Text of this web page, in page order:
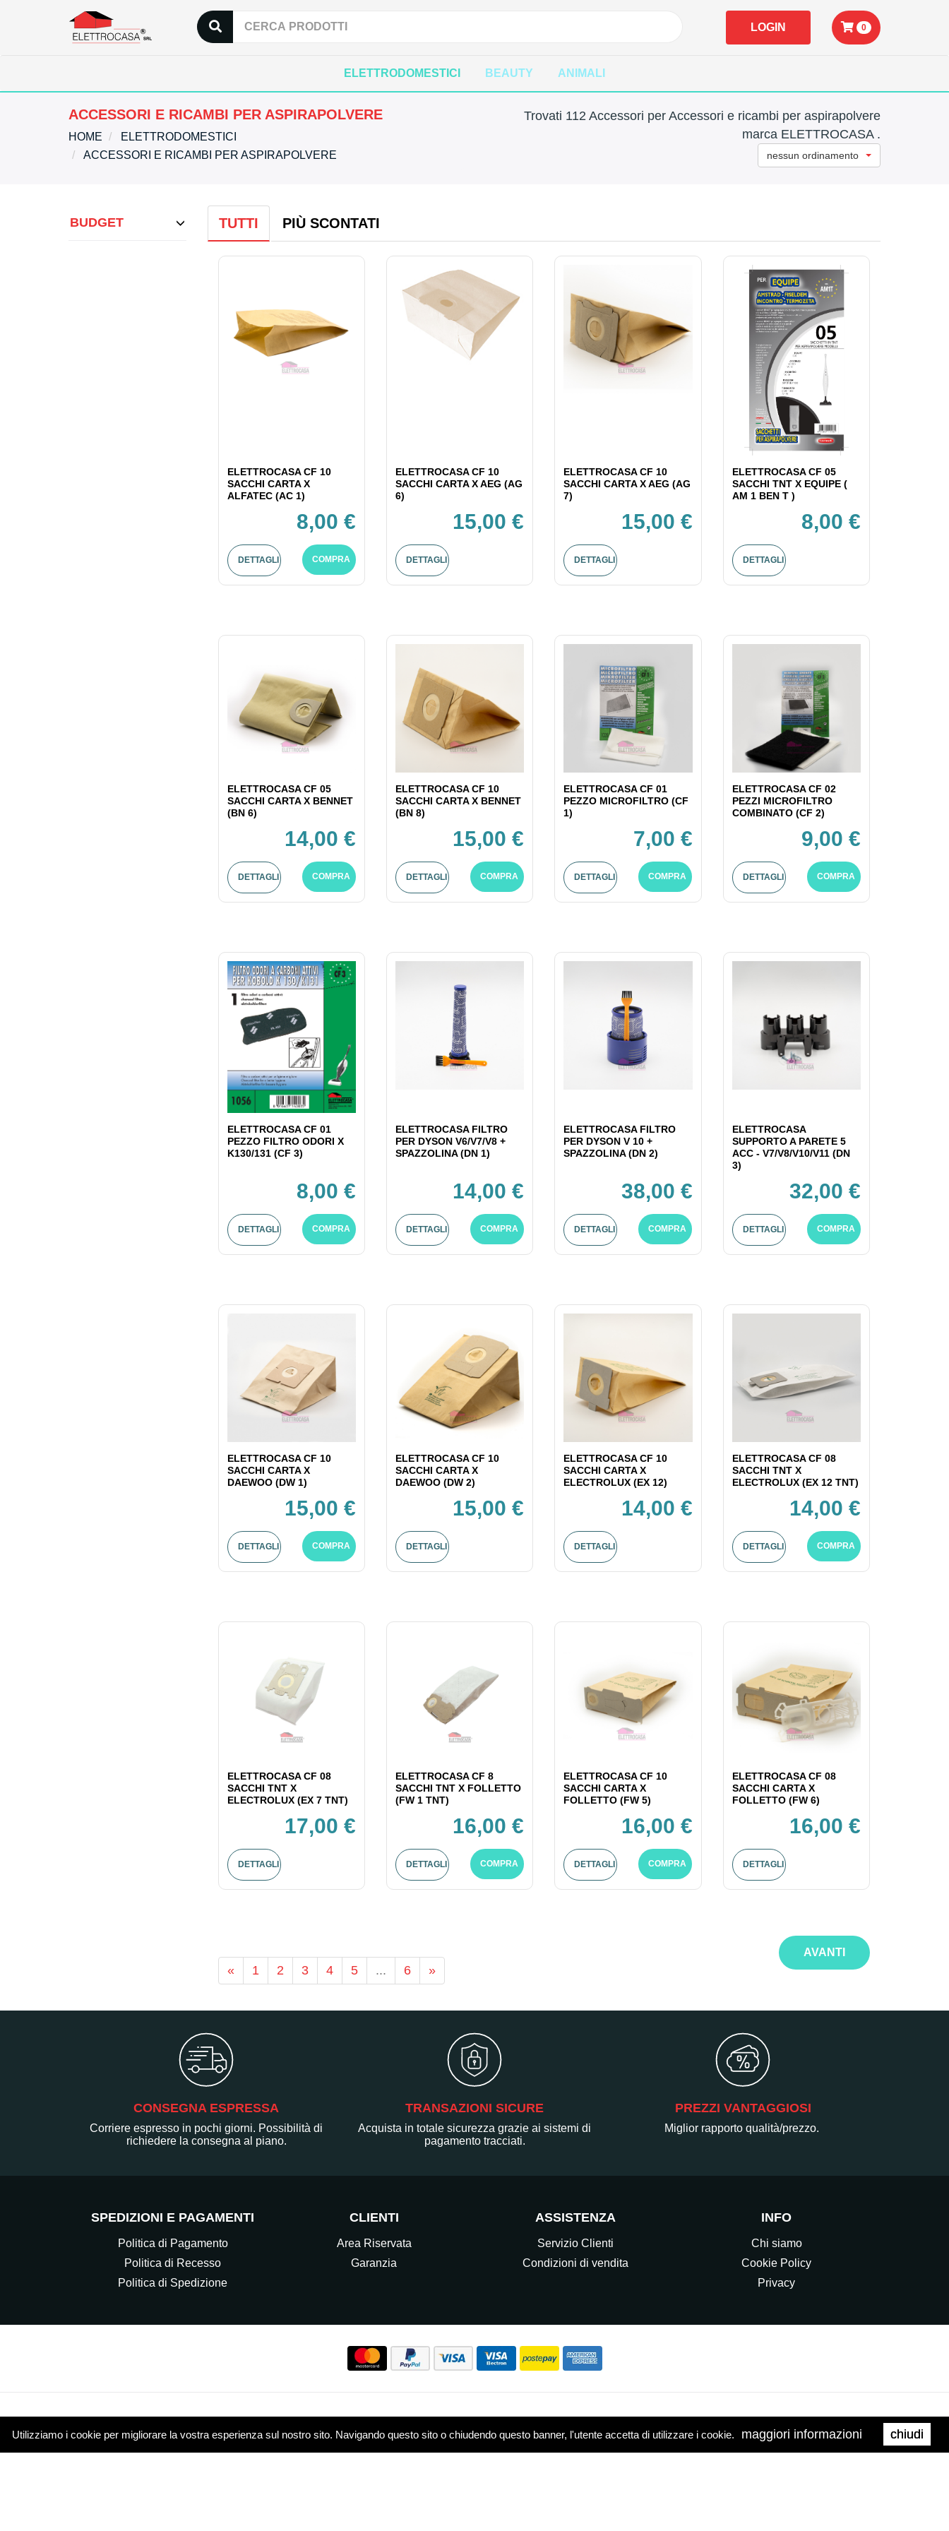
Utilizziamo i cookie per migliorare la vostra esperienza sul nostro sito. Navigando questo sito o chiudendo questo banner, l'utente accetta di utilizzare i cookie. maggiori informazioni chiudi
LOGIN 0
ELETTRODOMESTICI BEAUTY ANIMALI
ACCESSORI E RICAMBI PER ASPIRAPOLVERE
HOME
ELETTRODOMESTICI
ACCESSORI E RICAMBI PER ASPIRAPOLVERE
Trovati 112 Accessori per Accessori e ricambi per aspirapolvere
marca ELETTROCASA .
nessun ordinamento
BUDGET TUTTI PIÙ SCONTATI
ELETTROCASA CF 10
SACCHI CARTA X
ALFATEC (AC 1)
8,00 €
DETTAGLI COMPRA
ELETTROCASA CF 10
SACCHI CARTA X AEG (AG
6)
15,00 €
DETTAGLI
ELETTROCASA CF 10
SACCHI CARTA X AEG (AG
7)
15,00 €
DETTAGLI
ELETTROCASA CF 05
SACCHI TNT X EQUIPE (
AM 1 BEN T )
8,00 €
DETTAGLI
ELETTROCASA CF 05
SACCHI CARTA X BENNET
(BN 6)
14,00 €
DETTAGLI COMPRA
ELETTROCASA CF 10
SACCHI CARTA X BENNET
(BN 8)
15,00 €
DETTAGLI COMPRA
ELETTROCASA CF 01
PEZZO MICROFILTRO (CF
1)
7,00 €
DETTAGLI COMPRA
ELETTROCASA CF 02
PEZZI MICROFILTRO
COMBINATO (CF 2)
9,00 €
DETTAGLI COMPRA
ELETTROCASA CF 01
PEZZO FILTRO ODORI X
K130/131 (CF 3)
8,00 €
DETTAGLI COMPRA
ELETTROCASA FILTRO
PER DYSON V6/V7/V8 +
SPAZZOLINA (DN 1)
14,00 €
DETTAGLI COMPRA
ELETTROCASA FILTRO
PER DYSON V 10 +
SPAZZOLINA (DN 2)
38,00 €
DETTAGLI COMPRA
ELETTROCASA
SUPPORTO A PARETE 5
ACC - V7/V8/V10/V11 (DN
3)
32,00 €
DETTAGLI COMPRA
ELETTROCASA CF 10
SACCHI CARTA X
DAEWOO (DW 1)
15,00 €
DETTAGLI COMPRA
ELETTROCASA CF 10
SACCHI CARTA X
DAEWOO (DW 2)
15,00 €
DETTAGLI
ELETTROCASA CF 10
SACCHI CARTA X
ELECTROLUX (EX 12)
14,00 €
DETTAGLI
ELETTROCASA CF 08
SACCHI TNT X
ELECTROLUX (EX 12 TNT)
14,00 €
DETTAGLI COMPRA
ELETTROCASA CF 08
SACCHI TNT X
ELECTROLUX (EX 7 TNT)
17,00 €
DETTAGLI
ELETTROCASA CF 8
SACCHI TNT X FOLLETTO
(FW 1 TNT)
16,00 €
DETTAGLI COMPRA
ELETTROCASA CF 10
SACCHI CARTA X
FOLLETTO (FW 5)
16,00 €
DETTAGLI COMPRA
ELETTROCASA CF 08
SACCHI CARTA X
FOLLETTO (FW 6)
16,00 €
DETTAGLI
« 1 2 3 4 5 ... 6 »
AVANTI
CONSEGNA ESPRESSA
Corriere espresso in pochi giorni. Possibilità di
richiedere la consegna al piano.
TRANSAZIONI SICURE
Acquista in totale sicurezza grazie ai sistemi di
pagamento tracciati.
PREZZI VANTAGGIOSI
Miglior rapporto qualità/prezzo.
SPEDIZIONI E PAGAMENTI
Politica di Pagamento
Politica di Recesso
Politica di Spedizione
CLIENTI
Area Riservata
Garanzia
ASSISTENZA
Servizio Clienti
Condizioni di vendita
INFO
Chi siamo
Cookie Policy
Privacy